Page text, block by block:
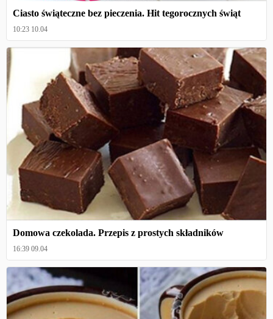
Ciasto świąteczne bez pieczenia. Hit tegorocznych świąt
10:23 10.04
Domowa czekolada. Przepis z prostych składników
16:39 09.04